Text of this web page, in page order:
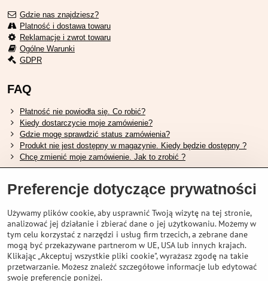
Gdzie nas znajdziesz?
Platność i dostawa towaru
Reklamacje i zwrot towaru
Ogólne Warunki
GDPR
FAQ
Płatność nie powiodła się. Co robić?
Kiedy dostarczycie moje zamówienie?
Gdzie mogę sprawdzić status zamówienia?
Produkt nie jest dostępny w magazynie. Kiedy będzie dostępny ?
Chcę zmienić moje zamówienie. Jak to zrobić ?
Przydatne linki
Tabela rozmiarów butów Shimano.
Jak wybrać odpowiedni widelec amortyzowany.
Jak wybrać odpowiedni rozmiar kasku?
Przewodnik po akumulatorach Shimano.
Zrozumienie opon bezdętkowych Schwalbe
Preferencje dotyczące prywatności
Używamy plików cookie, aby usprawnić Twoją wizytę na tej stronie,
analizować jej działanie i zbierać dane o jej użytkowaniu. Możemy w
tym celu korzystać z narzędzi i usług firm trzecich, a zebrane dane
mogą być przekazywane partnerom w UE, USA lub innych krajach.
Klikając „Akceptuj wszystkie pliki cookie", wyrażasz zgodę na takie
przetwarzanie. Możesz znaleźć szczegółowe informacje lub edytować
swoje preferencje poniżej.